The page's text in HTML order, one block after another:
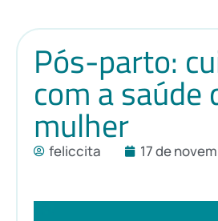
Pós-parto:
com a saúde
mulher
feliccita 17 de